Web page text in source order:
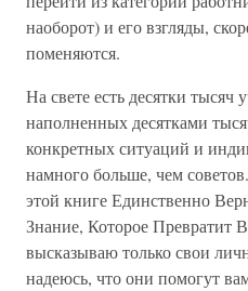
наоборот) и его взгляды,
поменяются.
На свете есть десятки тысяч
наполненных десятками
конкретных ситуаций и
намного больше, чем
этой книге Единственно
Знание, Которое
высказываю только свои
надеюсь, что они помогут